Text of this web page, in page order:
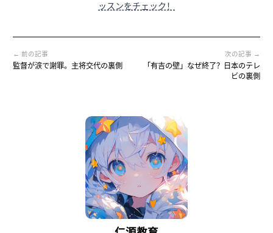
ッスンをチェック！
← 前の記事
監督が涙で謝罪。主将交代の裏側
次の記事 →
「有吉の壁」なぜ終了？日本のテレ
ビの裏側